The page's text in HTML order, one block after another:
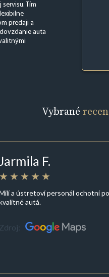
Tím
predaji a
auta
Vybrané
F.
a ústretoví personál ochotní
autá.
Zdroj: